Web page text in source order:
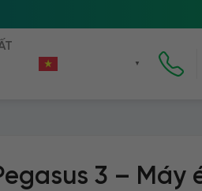
▼
3 – Máy